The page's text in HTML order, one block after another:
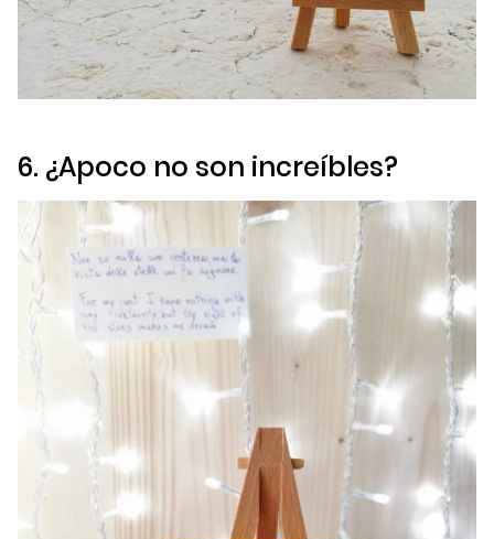
6. ¿Apoco no son increíbles?